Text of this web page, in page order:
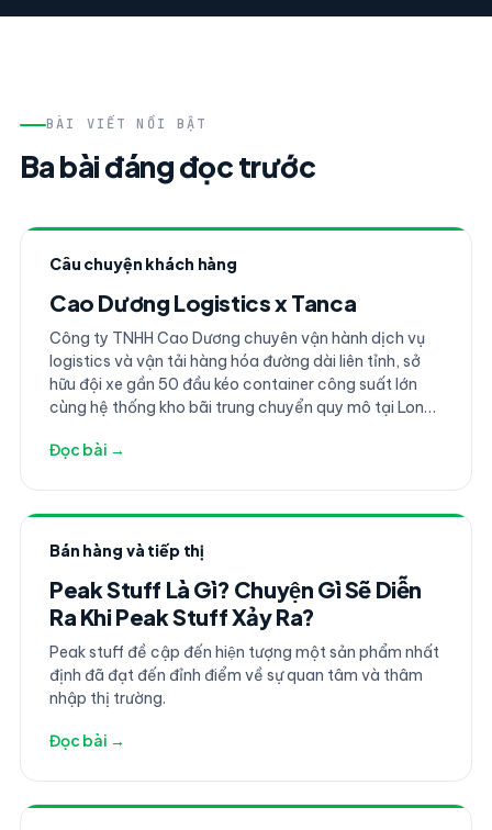
BÀI VIẾT NỔI BẬT
Ba bài đáng đọc trước
Câu chuyện khách hàng
Cao Dương Logistics x Tanca
Công ty TNHH Cao Dương chuyên vận hành dịch vụ
logistics và vận tải hàng hóa đường dài liên tỉnh, sở
hữu đội xe gần 50 đầu kéo container công suất lớn
cùng hệ thống kho bãi trung chuyển quy mô tại Long
gồm tài xế đường dài, phụ xe, công nhân bốc xếp
đau đầu của Ban lãnh đạo.
Đọc bài →
Bán hàng và tiếp thị
Peak Stuff Là Gì? Chuyện Gì Sẽ Diễn
Ra Khi Peak Stuff Xảy Ra?
Peak stuff đề cập đến hiện tượng một sản phẩm nhất
định đã đạt đến đỉnh điểm về sự quan tâm và thâm
nhập thị trường.
Đọc bài →